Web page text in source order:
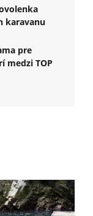
karavanu
pre
medzi TOP